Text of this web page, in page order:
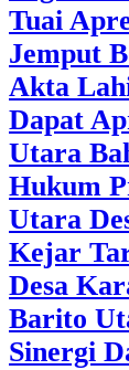
Tuai
Jemput
Akta
Dapat
Utara
Hukum
Utara
Kejar
Desa
Barito
Sinergi